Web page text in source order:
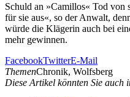
Schuld an »Camillos« Tod von
für sie aus«, so der Anwalt,
würde die Klägerin auch bei
mehr gewinnen.
FacebookTwitterE-Mail
ThemenChronik, Wolfsberg
Diese Artikel könnten Sie auch